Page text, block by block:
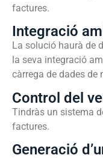
factures.
Integració
La solució haurà de
la seva integració
càrrega de dades de
Control del
Tindràs un sistema
factures.
Generació